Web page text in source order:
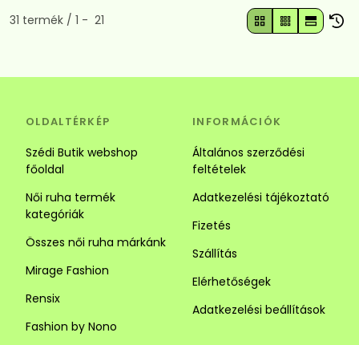
Összes termék a kategóriában
31 termék 1 21
OLDALTÉRKÉP
Szédi Butik webshop
főoldal
Női ruha termék
kategóriák
Összes női ruha márkánk
Mirage Fashion
Rensix
Fashion by Nono
INFORMÁCIÓK
Általános szerződési
feltételek
Adatkezelési tájékoztató
Fizetés
Szállítás
Elérhetőségek
Adatkezelési beállítások